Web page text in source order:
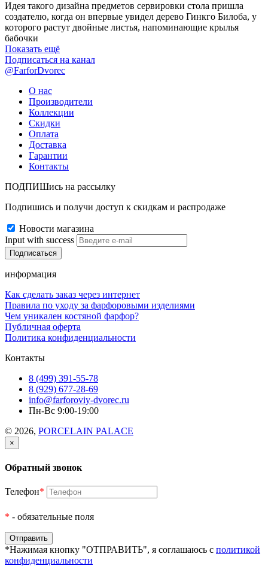
Идея такого дизайна предметов сервировки стола пришла
создателю, когда он впервые увидел дерево Гинкго Билоба, у
которого растут двойные листья, напоминающие крылья
бабочки
Показать ещё
Подписаться на канал
@FarforDvorec
О нас
Производители
Коллекции
Скидки
Оплата
Доставка
Гарантии
Контакты
ПОДПИШись на рассылку
Подпишись и получи доступ к скидкам и распродаже
Новости магазина
Input with success
информация
Как сделать заказ через интернет
Правила по уходу за фарфоровыми изделиями
Чем уникален костяной фарфор?
Публичная оферта
Политика конфиденциальности
Контакты
8 (499) 391-55-78
8 (929) 677-28-69
info@farforoviy-dvorec.ru
Пн-Вс 9:00-19:00
© 2026, PORCELAIN PALACE
×
Обратный звонок
Телефон*
* - обязательные поля
*Нажимая кнопку "ОТПРАВИТЬ", я соглашаюсь с политикой
конфиденциальности